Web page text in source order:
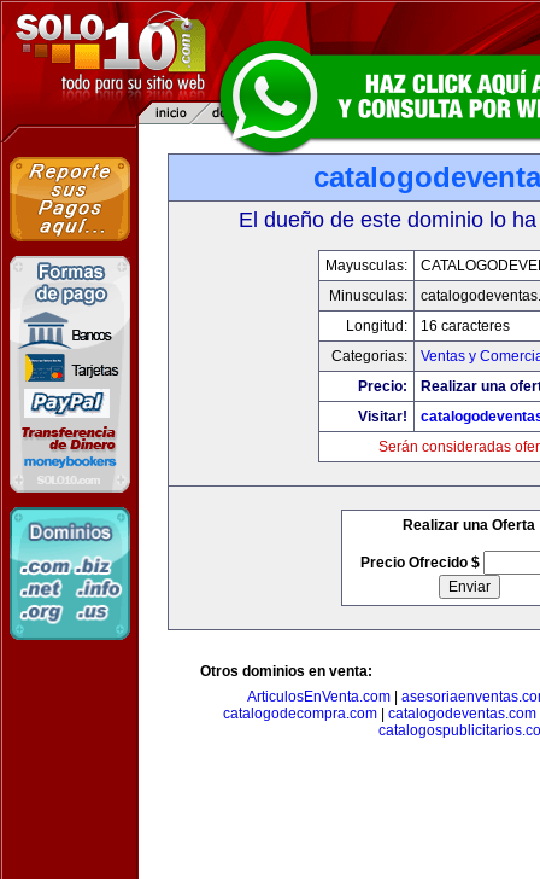
El dueño de este dominio lo
Mayusculas:
Minusculas:
Longitud:
16 caracteres
Categorias:
Ventas y
Precio:
Realizar una
Visitar!
Serán consideradas
Realizar una Oferta
Precio Ofrecido $
Otros dominios en venta:
ArticulosEnVenta.com|
catalogodecompra.com| catalogodeventas.com